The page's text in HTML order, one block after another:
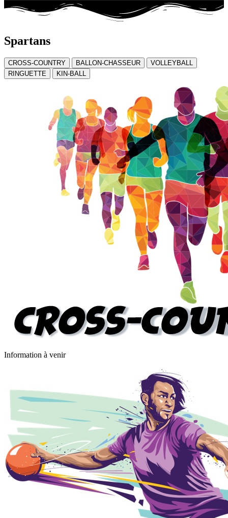
Spartans
CROSS-COUNTRY BALLON-CHASSEUR
VOLLEYBALL
RINGUETTE
KIN-BALL
Information à venir